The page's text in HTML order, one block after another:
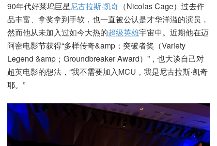
90年代好莱坞巨星尼古拉斯·凯奇 （Nicolas Cage）过去作
品丰富、拿奖拿到手软，也一直被公认是才华洋溢的演员，
然而他从未加入过如今大热的超级英雄宇宙中。近期他在迈
阿密电影节获得“多样传奇&amp；突破者奖（Variety
Legend &amp；Groundbreaker Award）”，也大谈自己对
超英电影的想法，“我不需要加入MCU，我是尼古拉斯·凯奇
耶。”